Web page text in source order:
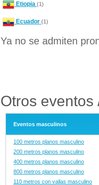
Etiopia (1)
Ecuador (1)
Ya no se admiten
Otros eventos
Eventos masculinos
100 metros planos masculino
200 metros planos masculino
400 metros planos masculino
800 metros planos masculino
110 metros con vallas masculino